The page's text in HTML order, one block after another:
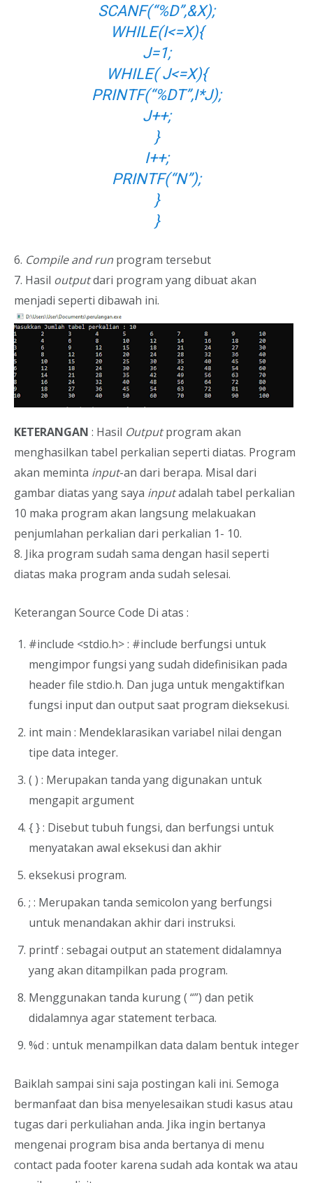
SCANF(“%D”,&X);
WHILE(I<=X){
J=1;
WHILE( J<=X){
PRINTF(“%DT”,I*J);
J++;
}
I++;
PRINTF(“N”);
}
}
6. Compile and run program tersebut
7. Hasil outputdari program yang dibuat akan
menjadi seperti dibawah ini.
KETERANGAN : Hasil Outputprogram akan
menghasilkan tabel perkalian seperti diatas. Program
akan meminta input-an dari berapa. Misal dari
gambar diatas yang saya inputadalah tabel perkalian
10 maka program akan langsung melakuakan
penjumlahan perkalian dari perkalian 1- 10.
8. Jika program sudah sama dengan hasil seperti
diatas maka program anda sudah selesai.
Keterangan Source Code Di atas :
#include <stdio.h> : #include berfungsi untuk
mengimpor fungsi yang sudah didefinisikan pada
header file stdio.h. Dan juga untuk mengaktifkan
fungsi input dan output saat program dieksekusi.
int main : Mendeklarasikan variabel nilai dengan
tipe data integer.
( ) : Merupakan tanda yang digunakan untuk
mengapit argument
{ } : Disebut tubuh fungsi, dan berfungsi untuk
menyatakan awal eksekusi dan akhir
eksekusi program.
; : Merupakan tanda semicolon yang berfungsi
untuk menandakan akhir dari instruksi.
printf : sebagai output an statement didalamnya
yang akan ditampilkan pada program.
Menggunakan tanda kurung ( “”) dan petik
didalamnya agar statement terbaca.
%d : untuk menampilkan data dalam bentuk integer
Baiklah sampai sini saja postingan kali ini. Semoga
bermanfaat dan bisa menyelesaikan studi kasus atau
tugas dari perkuliahan anda. Jika ingin bertanya
mengenai program bisa anda bertanya di menu
contact pada footer karena sudah ada kontak wa atau